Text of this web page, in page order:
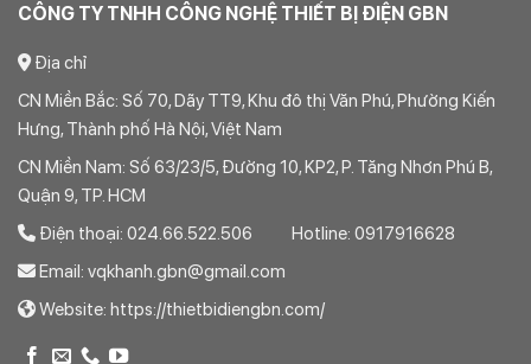
CÔNG TY TNHH CÔNG NGHỆ THIẾT BỊ ĐIỆN GBN
Địa chỉ
CN Miền Bắc: Số 70, Dãy TT9, Khu đô thị Văn Phú, Phường Kiến
Hưng, Thành phố Hà Nội, Việt Nam
CN Miền Nam: Số 63/23/5, Đường 10, KP2, P. Tăng Nhơn Phú B,
Quận 9, TP. HCM
Điện thoại: 024.66.522.506 Hotline: 0917916628
Email: vqkhanh.gbn@gmail.com
Website: https://thietbidiengbn.com/